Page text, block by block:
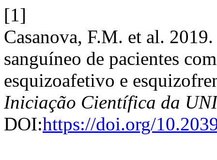
[1]
Casanova, F.M. et al.
sanguíneo de pacientes
esquizoafetivo e
Iniciação Científica da
DOI:https://doi.org/